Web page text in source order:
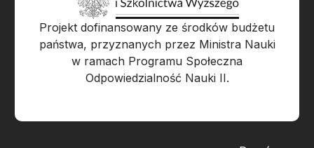
Projekt dofinansowany ze środków budżetu
państwa, przyznanych przez Ministra Nauki
w ramach Programu Społeczna
Odpowiedzialność Nauki II.